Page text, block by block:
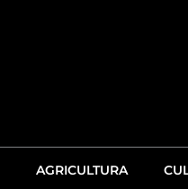
AGRICULTURA